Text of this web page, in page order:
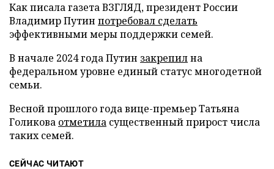
Как писала газета ВЗГЛЯД, президент России
Владимир Путин потребовал сделать
эффективными меры поддержки семей.
В начале 2024 года Путин закрепилна
федеральном уровне единый статус многодетной
семьи.
Весной прошлого года вице-премьер Татьяна
Голикова отметила существенный прирост числа
таких семей.
СЕЙЧАС ЧИТАЮТ